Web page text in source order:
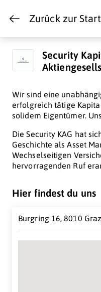
Zurück zur
Security
Wir sind eine
erfolgreich tätige
solidem Eigentümer.
Die Security KAG hat
Geschichte als Asset
Wechselseitigen
hervorragenden Ruf
Hier findest du uns
Burgring 16, 8010